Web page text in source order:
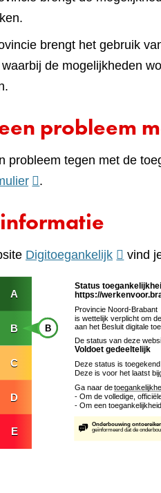
brengt het gebruik
waarbij de mogelijkheden
probleem
probleem tegen met de
(verwijst
een
website)
.
Digitoegankelijk(verwijst
een
andere
website)
vind